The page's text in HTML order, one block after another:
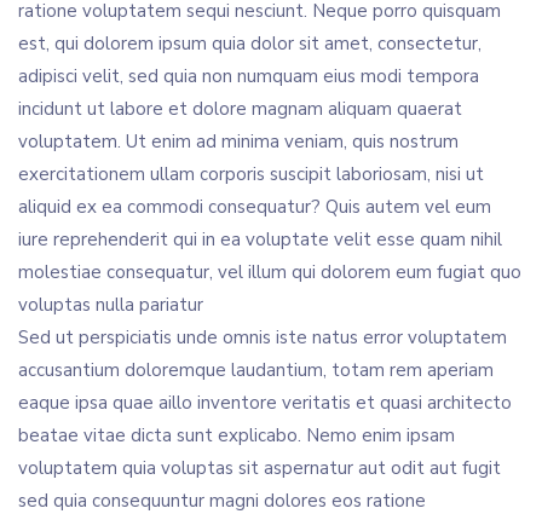
ratione voluptatem sequi nesciunt. Neque porro quisquam
est, qui dolorem ipsum quia dolor sit amet, consectetur,
adipisci velit, sed quia non numquam eius modi tempora
incidunt ut labore et dolore magnam aliquam quaerat
voluptatem. Ut enim ad minima veniam, quis nostrum
exercitationem ullam corporis suscipit laboriosam, nisi ut
aliquid ex ea commodi consequatur? Quis autem vel eum
iure reprehenderit qui in ea voluptate velit esse quam nihil
molestiae consequatur, vel illum qui dolorem eum fugiat quo
voluptas nulla pariatur
Sed ut perspiciatis unde omnis iste natus error voluptatem
accusantium doloremque laudantium, totam rem aperiam
eaque ipsa quae aillo inventore veritatis et quasi architecto
beatae vitae dicta sunt explicabo. Nemo enim ipsam
voluptatem quia voluptas sit aspernatur aut odit aut fugit
sed quia consequuntur magni dolores eos ratione